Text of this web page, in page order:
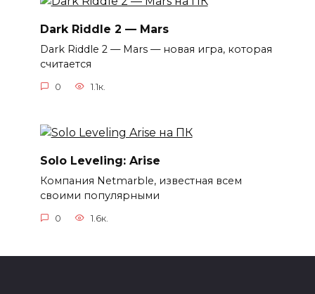
Dark Riddle 2 — Mars
Dark Riddle 2 — Mars — новая игра, которая
считается
0 1.1к.
Solo Leveling: Arise
Компания Netmarble, известная всем
своими популярными
0 1.6к.